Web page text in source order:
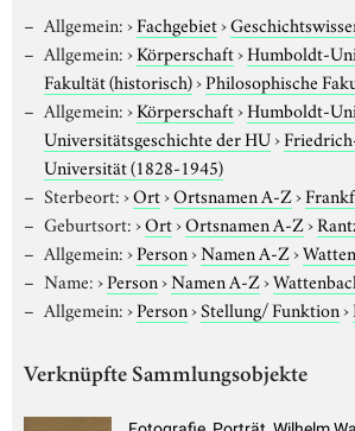
Allgemein:›Fachgebiet›
Allgemein:›Körperschaft›Humboldt-
Fakultät (historisch)›Philosophische
Allgemein:›Körperschaft›Humboldt-
Universitätsgeschichte der HU›
Universität (1828-1945)
Sterbeort:›Ort›Ortsnamen A-Z›
Geburtsort:›Ort›Ortsnamen A-Z›
Allgemein:›Person›Namen A-Z›
Name:›Person›Namen A-Z›
Allgemein:›Person›Stellung/ Funktion›
Verknüpfte Sammlungsobjekte